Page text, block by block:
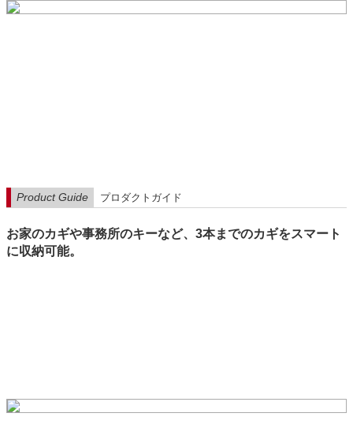
Product Guide プロダクトガイド
お家のカギや事務所のキーなど、3本までのカギをスマート
に収納可能。